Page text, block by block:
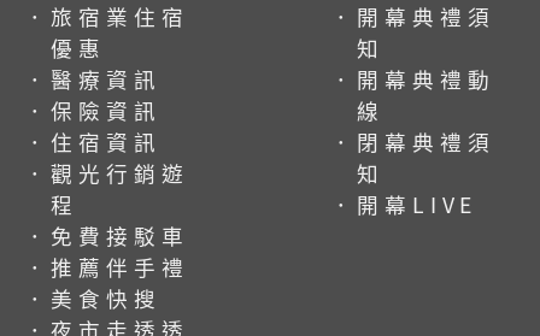
．旅宿業住宿
優惠
．醫療資訊
．保險資訊
．住宿資訊
．觀光行銷遊
程
．免費接駁車
．推薦伴手禮
．美食快搜
．夜市走透透
．開幕典禮須
知
．開幕典禮動
線
．閉幕典禮須
知
．開幕LIVE